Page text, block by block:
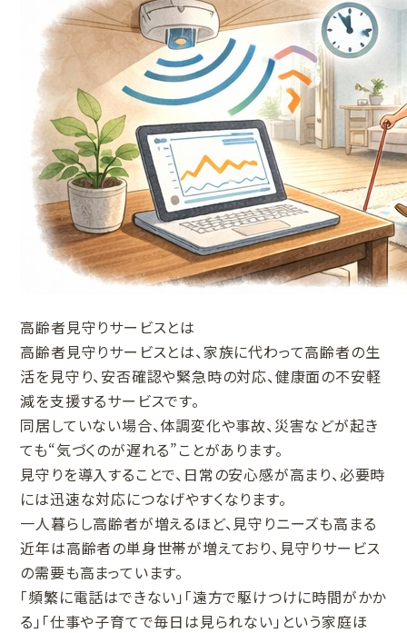
高齢者見守りサービスとは
高齢者見守りサービスとは、家族に代わって高齢者の生
活を見守り、安否確認や緊急時の対応、健康面の不安軽
減を支援するサービスです。
同居していない場合、体調変化や事故、災害などが起き
ても“気づくのが遅れる”ことがあります。
見守りを導入することで、日常の安心感が高まり、必要時
には迅速な対応につなげやすくなります。
一人暮らし高齢者が増えるほど、見守りニーズも高まる
近年は高齢者の単身世帯が増えており、見守りサービス
の需要も高まっています。
「頻繁に電話はできない」「遠方で駆けつけに時間がかか
る」「仕事や子育てで毎日は見られない」という家庭ほ